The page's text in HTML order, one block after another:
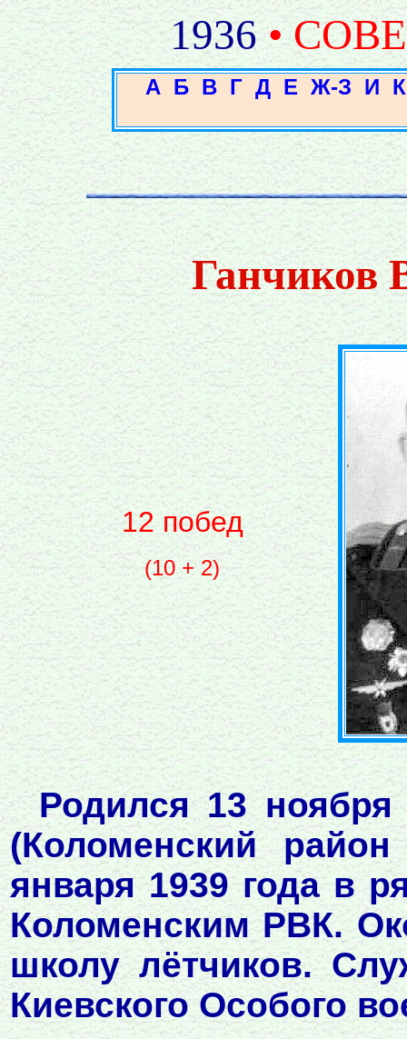
1936 •
А Б В Г Д Е Ж-З И К
Ганчиков
12 побед
(10 + 2)
Родился 13
(Коломенский
января 1939 года в
Коломенским РВК.
школу лётчиков.
Киевского Особого